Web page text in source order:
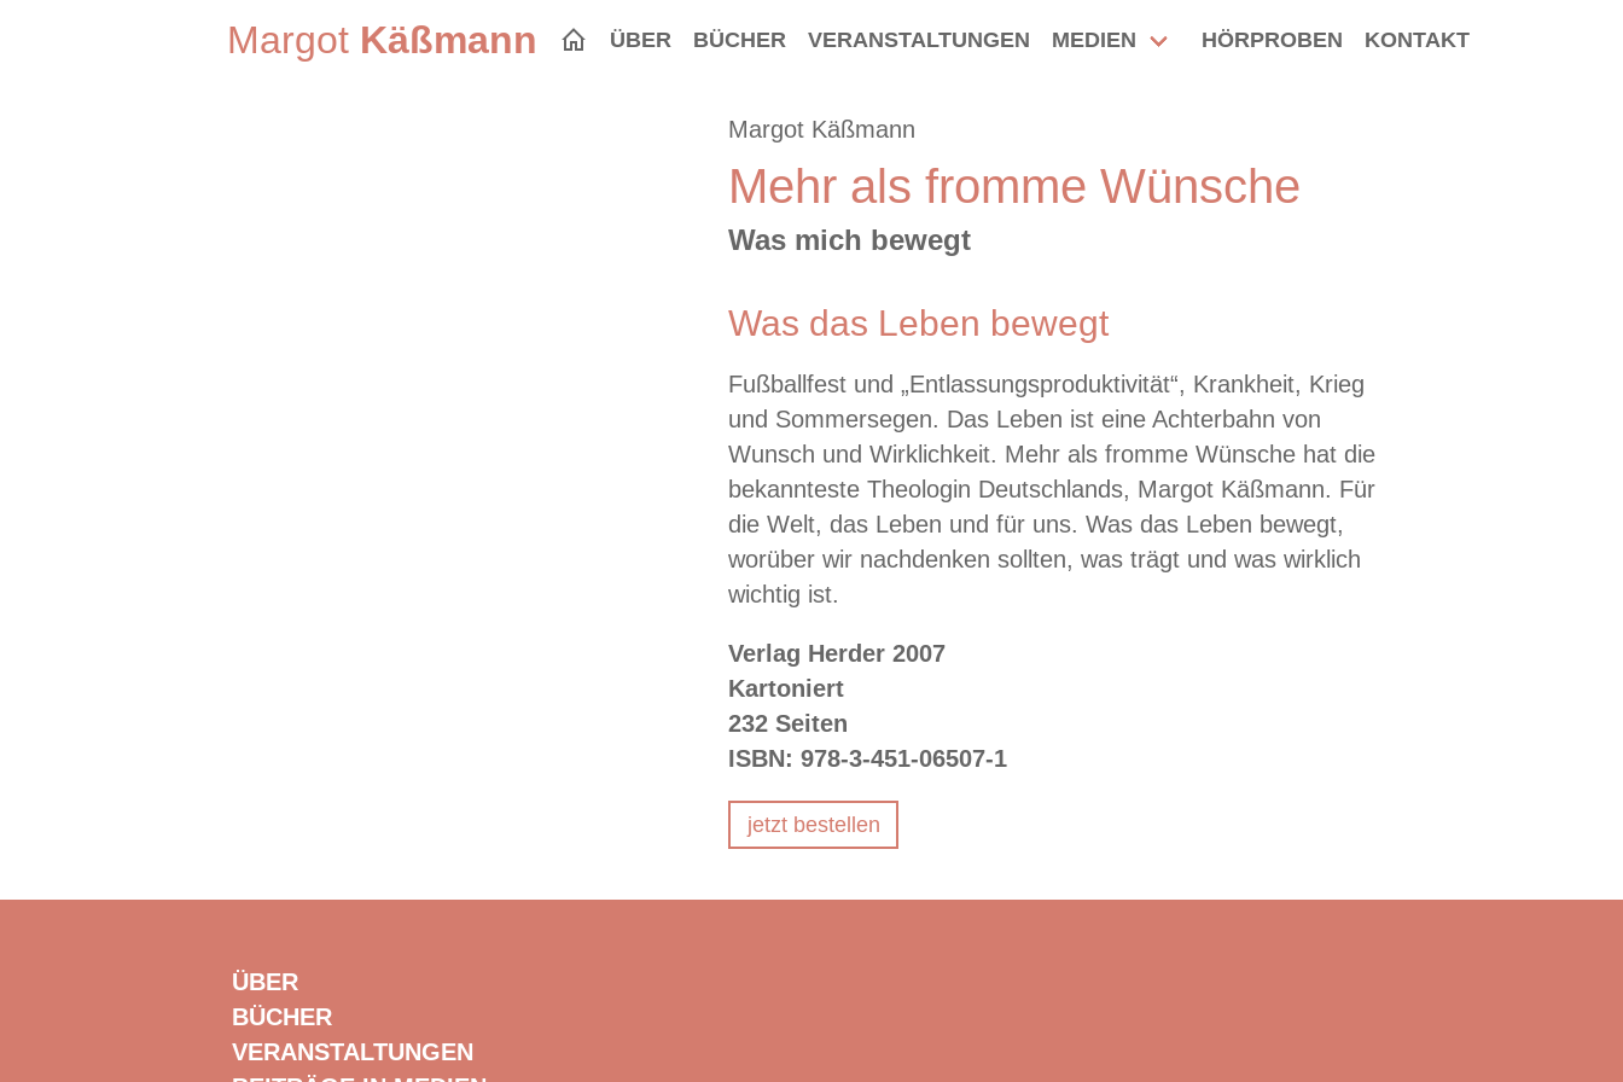
Margot Käßmann ÜBER BÜCHER VERANSTALTUNGEN MEDIEN HÖRPROBEN KONTAKT
Margot Käßmann
Mehr als fromme Wünsche
Was mich bewegt
Was das Leben bewegt
Fußballfest und „Entlassungsproduktivität“, Krankheit, Krieg
und Sommersegen. Das Leben ist eine Achterbahn von
Wunsch und Wirklichkeit. Mehr als fromme Wünsche hat die
bekannteste Theologin Deutschlands, Margot Käßmann. Für
die Welt, das Leben und für uns. Was das Leben bewegt,
worüber wir nachdenken sollten, was trägt und was wirklich
wichtig ist.
Verlag Herder 2007
Kartoniert
232 Seiten
ISBN: 978-3-451-06507-1
jetzt bestellen
ÜBER
BÜCHER
VERANSTALTUNGEN